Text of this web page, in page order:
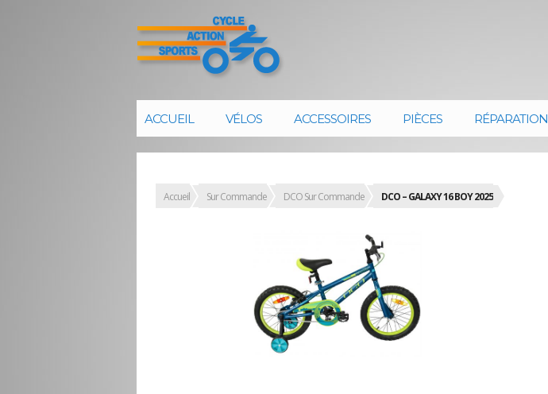
ACCUEIL VÉLOS ACCESSOIRES PIÈCES RÉPARATION
Accueil Sur Commande DCO Sur Commande DCO – GALAXY 16 BOY 2025